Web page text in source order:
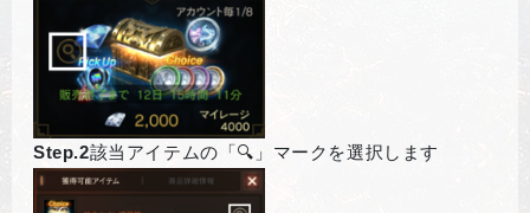
Step.2該当アイテムの「🔍」マークを選択します